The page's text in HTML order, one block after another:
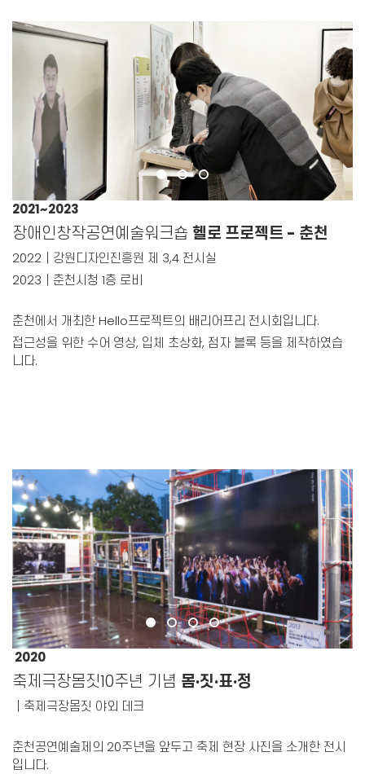
2021~2023
장애인창작공연예술워크숍 헬로 프로젝트 - 춘천
2022｜강원디자인진흥원 제 3,4 전시실
2023｜춘천시청 1층 로비
춘천에서 개최한 Hello프로젝트의 배리어프리 전시회입니다.
접근성을 위한 수어 영상, 입체 초상화, 점자 블록 등을 제작하였습
니다.
2020
축제극장몸짓10주년 기념 몸·짓·표·정
｜축제극장몸짓 야외 데크
춘천공연예술제의 20주년을 앞두고 축제 현장 사진을 소개한 전시
입니다.